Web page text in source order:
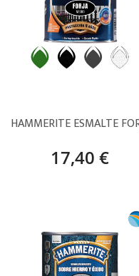
HAMMERITE ESMALTE
17,40 €